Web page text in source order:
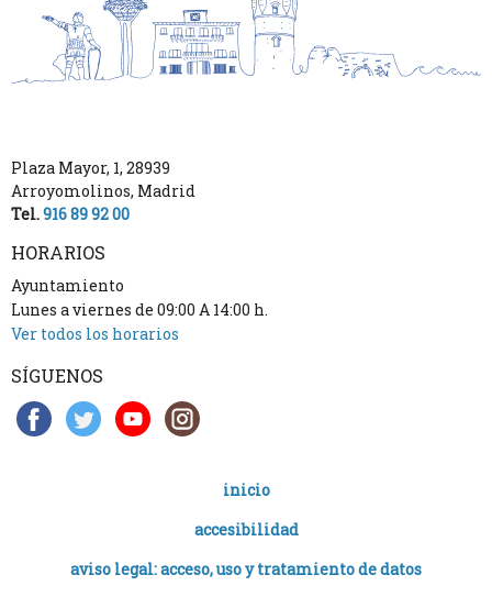
Plaza Mayor, 1, 28939
Arroyomolinos, Madrid
Tel.916 89 92 00
HORARIOS
Ayuntamiento
Lunes a viernes de 09:00 A 14:00 h.
Ver todos los horarios
SÍGUENOS
inicio
accesibilidad
aviso legal: acceso, uso y tratamiento de datos